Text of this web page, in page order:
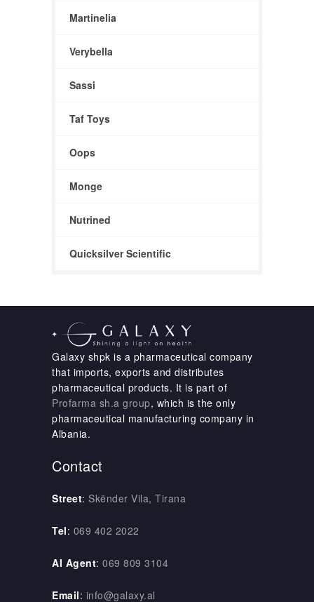
Martinelia
Verybella
Sassi
Taf Toys
Oops
Monge
Nutrined
Quicksilver Scientific
Galaxy shpk is a pharmaceutical company
that imports, exports and distributes
pharmaceutical products. It is part of
Profarma sh.a group, which is the only
pharmaceutical manufacturing company in
Albania.
Contact
Street: Skënder Vila, Tirana
Tel: 069 402 2022
AI Agent: 069 809 3104
Email: info@galaxy.al